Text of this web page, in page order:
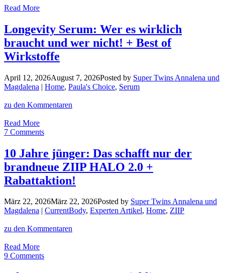
Read MoreSWISS
VANILLA
oder
wie
ein
süßer
Maggies
Migräne
hat
Longevity Serum: Wer es wirklich
braucht und wer nicht! + Best of
Wirkstoffe
April 12, 2026August 7, 2026Posted by Super Twins Annalena und
Magdalena | Home, Paula's Choice, Serum
zu den Kommentaren
Read MoreLongevity
Serum:
wirklich
braucht
und
wer
+
Best
Wirkstoffe
7 Comments
10 Jahre jünger: Das schafft nur der
brandneue ZIIP HALO 2.0 +
Rabattaktion!
März 22, 2026März 22, 2026Posted by Super Twins Annalena und
Magdalena
CurrentBody, Experten Artikel, Home, ZIIP
zu den Kommentaren
Read More10
Jahre
9 Comments